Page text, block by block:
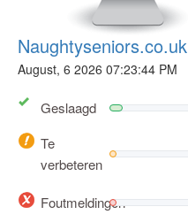
Naughtyseniors.co.uk
August, 6 2026 07:23:44 PM
Geslaagd
Te
verbeteren
Foutmeldingen